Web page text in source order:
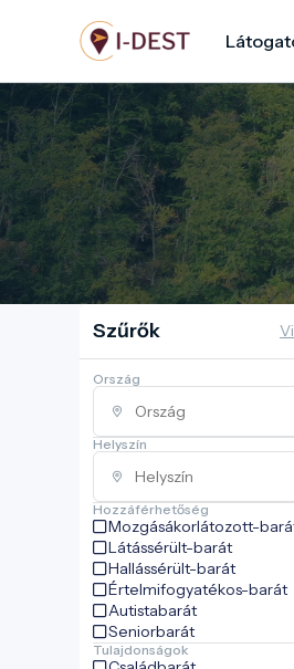
tartalomra
Szűrők
Ország
Helyszín
Hozzáférhetőség
Mozgásákorlátozott-
Látássérült-barát
Hallássérült-barát
Értelmifogyatékos-barát
Autistabarát
Seniorbarát
Tulajdonságok